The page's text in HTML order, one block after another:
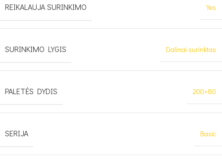
REIKALAUJA SURINKIMO Yes
SURINKIMO LYGIS Dalinai surinktas
PALETĖS DYDIS 200×80
SERIJA Basic